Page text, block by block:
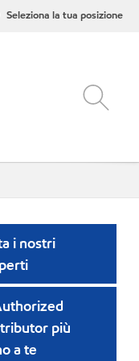
Seleziona la tua posizione
i nostri
più
a te